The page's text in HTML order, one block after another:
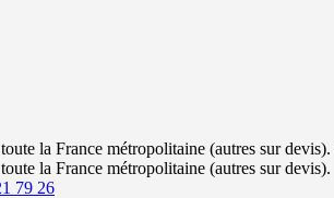
la France métropolitaine (autres sur devis).
la France métropolitaine (autres sur devis).
79 26